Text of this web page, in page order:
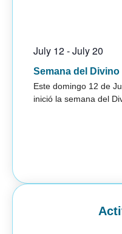
July 12-July 20
Semana del Divino
Este domingo 12 de
inició la semana del